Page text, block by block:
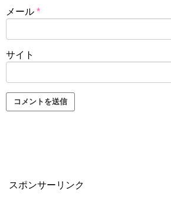
メール *
サイト
スポンサーリンク